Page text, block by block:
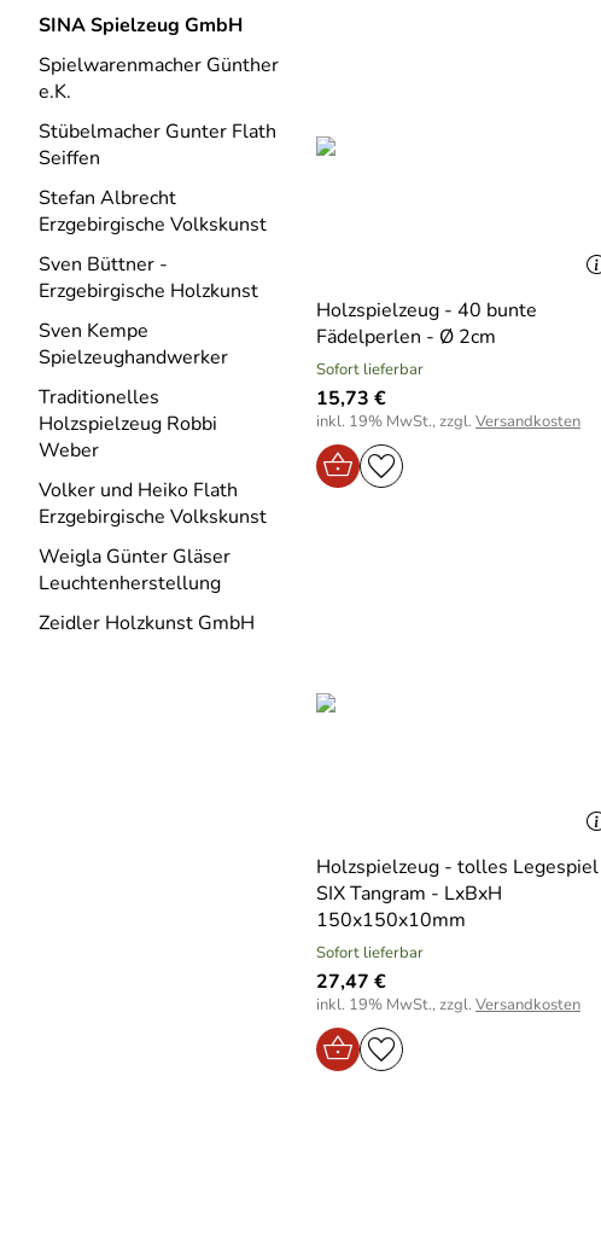
SINA Spielzeug GmbH
Spielwarenmacher Günther
e.K.
Stübelmacher Gunter Flath
Seiffen
Stefan Albrecht
Erzgebirgische Volkskunst
Sven Büttner -
Erzgebirgische Holzkunst
Sven Kempe
Spielzeughandwerker
Traditionelles
Holzspielzeug Robbi
Weber
Volker und Heiko Flath
Erzgebirgische Volkskunst
Weigla Günter Gläser
Leuchtenherstellung
Zeidler Holzkunst GmbH
Holzspielzeug - 40 bunte
Fädelperlen - Ø 2cm
Sofort lieferbar
15,73 €
inkl. 19% MwSt., zzgl. Versandkosten
Holzspielzeug - tolles Legespiel
SIX Tangram - LxBxH
150x150x10mm
Sofort lieferbar
27,47 €
inkl. 19% MwSt., zzgl. Versandkosten